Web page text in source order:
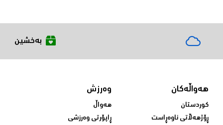
بەخشین
هەواڵەکان
کوردستان
ڕۆژهەڵاتی ناوەڕاست
وەرزش
هەواڵ
ڕاپۆرتی وەرزشی